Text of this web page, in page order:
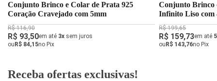
Conjunto Brinco e Colar de Prata 925
Coração Cravejado com 5mm
R$ 116,90
R$ 93,50em até 3x sem juros
ouR$ 84,15no Pix
Conjunto Brinco
Infinito Liso com
R$ 199,65
R$ 159,73em até
ouR$ 143,76no Pix
Receba ofertas exclusivas!